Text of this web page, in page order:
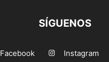
SÍGUENOS
Facebook Instagram